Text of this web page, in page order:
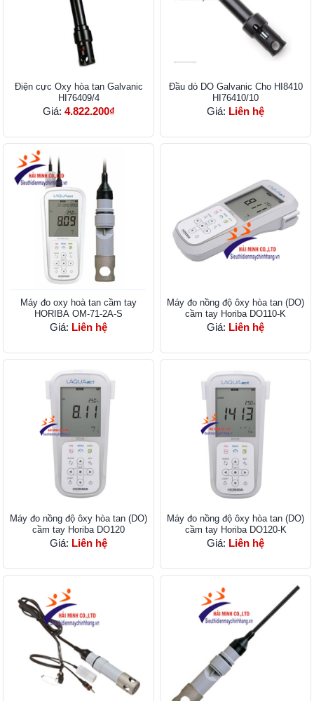
Điện cực Oxy hòa tan Galvanic
HI76409/4
Giá: 4.822.200₫
Đầu dò DO Galvanic Cho HI8410
HI76410/10
Giá: Liên hệ
Máy đo oxy hoà tan cầm tay
HORIBA OM-71-2A-S
Giá: Liên hệ
Máy đo nồng độ ôxy hòa tan (DO)
cầm tay Horiba DO110-K
Giá: Liên hệ
Máy đo nồng độ ôxy hòa tan (DO)
cầm tay Horiba DO120
Giá: Liên hệ
Máy đo nồng độ ôxy hòa tan (DO)
cầm tay Horiba DO120-K
Giá: Liên hệ